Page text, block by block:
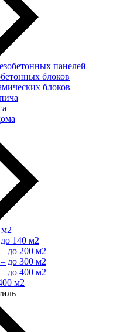
панелей
блоков
блоков
140 м2
до 200 м2
до 300 м2
до 400 м2
м2